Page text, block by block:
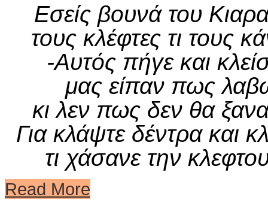
Εσείς βουνά του
τους κλέφτες τι τους
-Αυτός πήγε και
μας είπαν πως
κι λεν πως δεν θα
Για κλάψτε δέντρα και
τι χάσανε την
Read More